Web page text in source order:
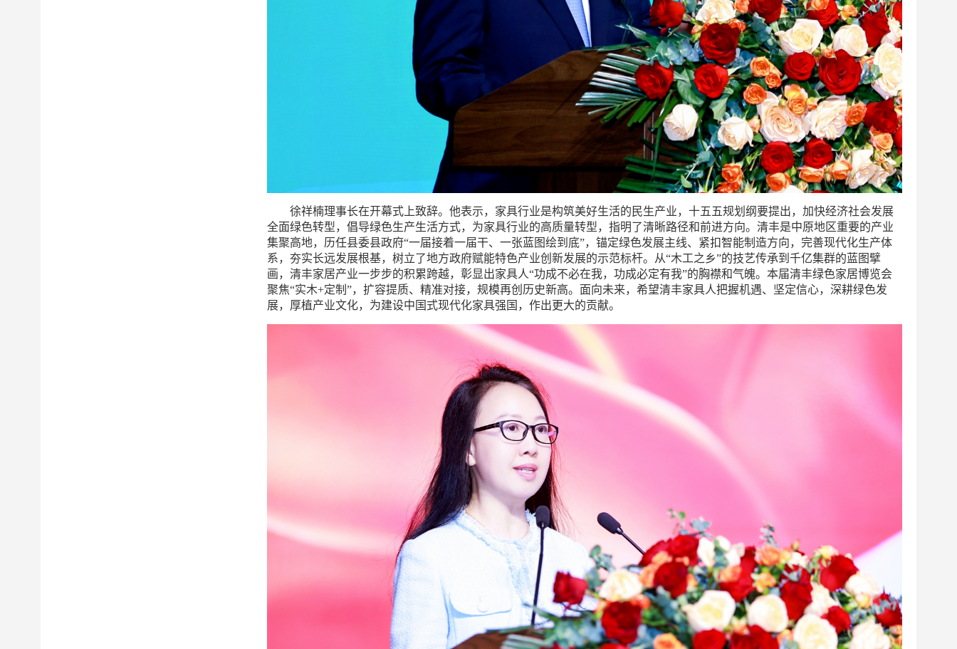
徐祥楠理事长在开幕式上致辞。他表示，家具行业是构筑美好生活的民生产业，十五五规划纲要提出，加快经济社会发展
全面绿色转型，倡导绿色生产生活方式，为家具行业的高质量转型，指明了清晰路径和前进方向。清丰是中原地区重要的产业
集聚高地，历任县委县政府“一届接着一届干、一张蓝图绘到底”，锚定绿色发展主线、紧扣智能制造方向，完善现代化生产体
系，夯实长远发展根基，树立了地方政府赋能特色产业创新发展的示范标杆。从“木工之乡”的技艺传承到千亿集群的蓝图擘
画，清丰家居产业一步步的积累跨越，彰显出家具人“功成不必在我，功成必定有我”的胸襟和气魄。本届清丰绿色家居博览会
聚焦“实木+定制”，扩容提质、精准对接，规模再创历史新高。面向未来，希望清丰家具人把握机遇、坚定信心，深耕绿色发
展，厚植产业文化，为建设中国式现代化家具强国，作出更大的贡献。